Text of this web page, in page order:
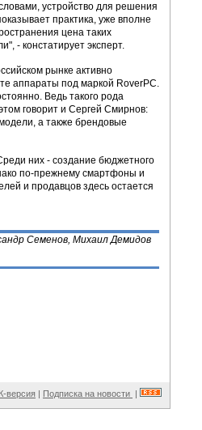
устройство для решения
практика, уже вполне
цена таких
- констатирует эксперт.
рынке активно
аппараты под маркой RoverPC.
Ведь такого рода
говорит и Сергей Смирнов:
а также брендовые
них - создание бюджетного
по-прежнему смартфоны и
и продавцов здесь остается
Семенов, Михаил Демидов
версия | Подписка на новости |